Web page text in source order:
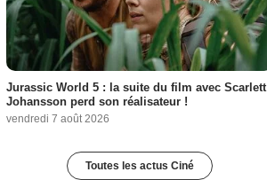
Jurassic World 5 : la suite du film avec Scarlett
Johansson perd son réalisateur !
vendredi 7 août 2026
Toutes les actus Ciné